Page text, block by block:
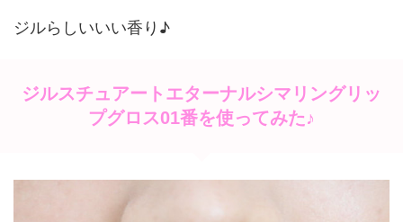
ジルらしいいい香り♪
ジルスチュアートエターナルシマリングリッ
プグロス01番を使ってみた♪